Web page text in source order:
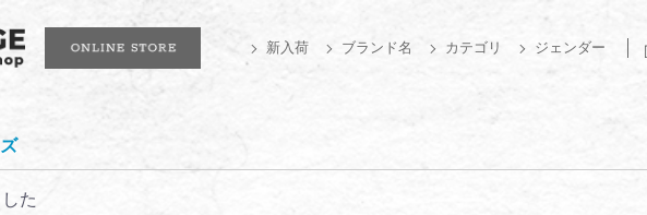
新入荷 ブランド名 カテゴリ ジェンダー
た